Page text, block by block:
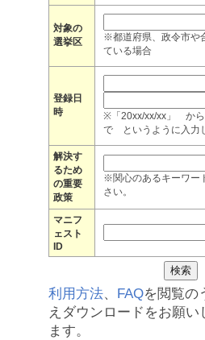
対象の
選挙区
※都道府県、政令市や
ている場合
登録日
時
※「20xx/xx/xx」 か
で というように入力
解決す
るため
の重要
政策
※関心のあるキーワー
さい。
マニフ
ェスト
ID
利用方法、 FAQを閲覧の
えダウンロードをお願い
ます。